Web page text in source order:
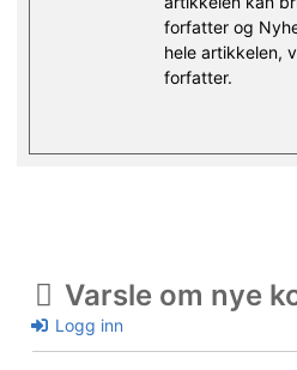
forfatter og
hele artikkelen,
forfatter.
Varsle om nye
Logg inn